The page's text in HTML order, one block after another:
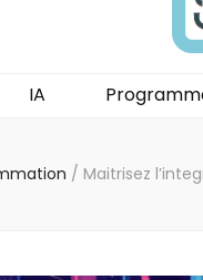
IA
/ Maitrisez